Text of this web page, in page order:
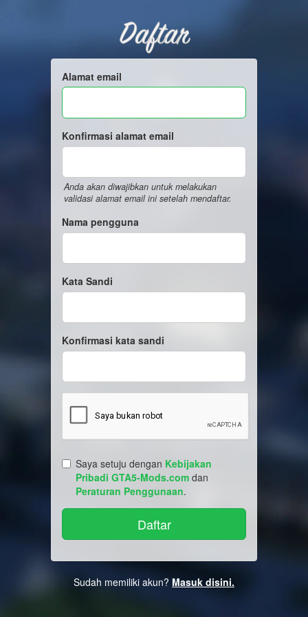
Daftar
Alamat email
Konfirmasi alamat email
Anda akan diwajibkan untuk melakukan
validasi alamat email ini setelah mendaftar.
Nama pengguna
Kata Sandi
Konfirmasi kata sandi
Saya setuju dengan Kebijakan
Pribadi GTA5-Mods.com dan
Peraturan Penggunaan.
Sudah memiliki akun? Masuk disini.